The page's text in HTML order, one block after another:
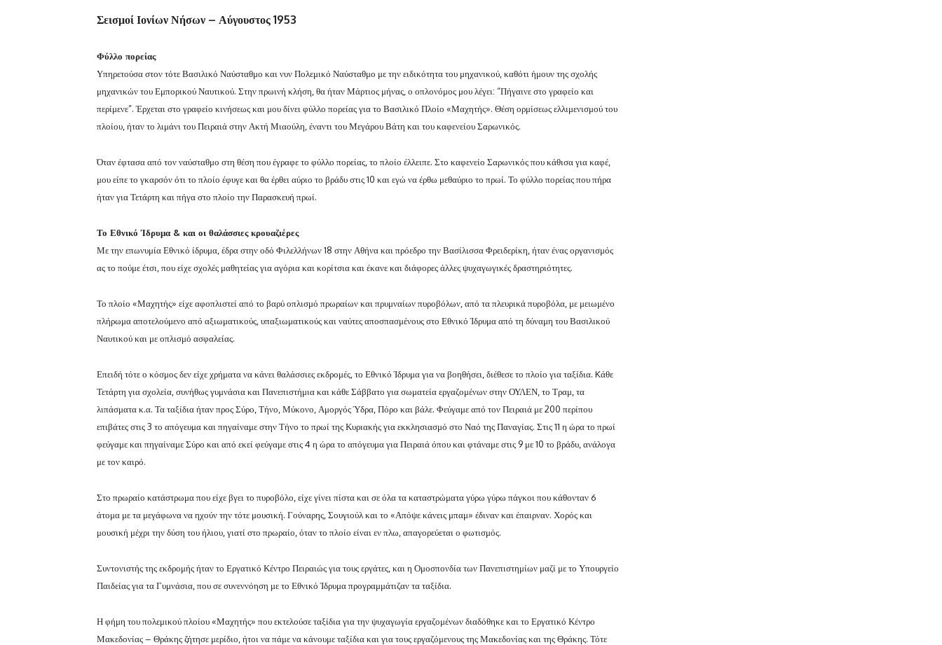
Σεισμοί Ιονίων Νήσων – Αύγουστος 1953
Φύλλο πορείας
Υπηρετούσα στον τότε Βασιλικό Ναύσταθμο και νυν Πολεμικό Ναύσταθμο με την ειδικότητα του μηχανικού, καθότι ήμουν της σχολής
μηχανικών του Εμπορικού Ναυτικού. Στην πρωινή κλήση, θα ήταν Μάρτιος μήνας, ο οπλονόμος μου λέγει: “Πήγαινε στο γραφείο και
περίμενε”. Έρχεται στο γραφείο κινήσεως και μου δίνει φύλλο πορείας για το Βασιλικό Πλοίο «Μαχητής». Θέση ορμίσεως ελλιμενισμού του
πλοίου, ήταν το λιμάνι του Πειραιά στην Ακτή Μιαούλη, έναντι του Μεγάρου Βάτη και του καφενείου Σαρωνικός.
Όταν έφτασα από τον ναύσταθμο στη θέση που έγραφε το φύλλο πορείας, το πλοίο έλλειπε. Στο καφενείο Σαρωνικός που κάθισα για καφέ,
μου είπε το γκαρσόν ότι το πλοίο έφυγε και θα έρθει αύριο το βράδυ στις 10 και εγώ να έρθω μεθαύριο το πρωί. Το φύλλο πορείας που πήρα
ήταν για Τετάρτη και πήγα στο πλοίο την Παρασκευή πρωί.
Το Εθνικό Ίδρυμα & και οι θαλάσσιες κρουαζιέρες
Με την επωνυμία Εθνικό ίδρυμα, έδρα στην οδό Φιλελλήνων 18 στην Αθήνα και πρόεδρο την Βασίλισσα Φρειδερίκη, ήταν ένας οργανισμός
ας το πούμε έτσι, που είχε σχολές μαθητείας για αγόρια και κορίτσια και έκανε και διάφορες άλλες ψυχαγωγικές δραστηριότητες.
Το πλοίο «Μαχητής» είχε αφοπλιστεί από το βαρύ οπλισμό πρωραίων και πρυμναίων πυροβόλων, από τα πλευρικά πυροβόλα, με μειωμένο
πλήρωμα αποτελούμενο από αξιωματικούς, υπαξιωματικούς και ναύτες αποσπασμένους στο Εθνικό Ίδρυμα από τη δύναμη του Βασιλικού
Ναυτικού και με οπλισμό ασφαλείας.
Επειδή τότε ο κόσμος δεν είχε χρήματα να κάνει θαλάσσιες εκδρομές, το Εθνικό Ίδρυμα για να βοηθήσει, διέθεσε το πλοίο για ταξίδια. Kάθε
Τετάρτη για σχολεία, συνήθως γυμνάσια και Πανεπιστήμια και κάθε Σάββατο για σωματεία εργαζομένων στην ΟΥΛΕΝ, το Τραμ, τα
λιπάσματα κ.α. Τα ταξίδια ήταν προς Σύρο, Τήνο, Μύκονο, Αμοργός Ύδρα, Πόρο και βάλε. Φεύγαμε από τον Πειραιά με 200 περίπου
επιβάτες στις 3 το απόγευμα και πηγαίναμε στην Τήνο το πρωί της Κυριακής για εκκλησιασμό στο Ναό της Παναγίας. Στις 11 η ώρα το πρωί
φεύγαμε και πηγαίναμε Σύρο και από εκεί φεύγαμε στις 4 η ώρα το απόγευμα για Πειραιά όπου και φτάναμε στις 9 με 10 το βράδυ, ανάλογα
με τον καιρό.
Στο πρωραίο κατάστρωμα που είχε βγει το πυροβόλο, είχε γίνει πίστα και σε όλα τα καταστρώματα γύρω γύρω πάγκοι που κάθονταν 6
άτομα με τα μεγάφωνα να ηχούν την τότε μουσική. Γούναρης, Σουγιούλ και το «Απόψε κάνεις μπαμ» έδιναν και έπαιρναν. Χορός και
μουσική μέχρι την δύση του ήλιου, γιατί στο πρωραίο, όταν το πλοίο είναι εν πλω, απαγορεύεται ο φωτισμός.
Συντονιστής της εκδρομής ήταν το Εργατικό Κέντρο Πειραιώς για τους εργάτες, και η Ομοσπονδία των Πανεπιστημίων μαζί με το Υπουργείο
Παιδείας για τα Γυμνάσια, που σε συνεννόηση με το Εθνικό Ίδρυμα προγραμμάτιζαν τα ταξίδια.
Η φήμη του πολεμικού πλοίου «Μαχητής» που εκτελούσε ταξίδια για την ψυχαγωγία εργαζομένων διαδόθηκε και το Εργατικό Κέντρο
Μακεδονίας – Θράκης ζήτησε μερίδιο, ήτοι να πάμε να κάνουμε ταξίδια και για τους εργαζόμενους της Μακεδονίας και της Θράκης. Τότε